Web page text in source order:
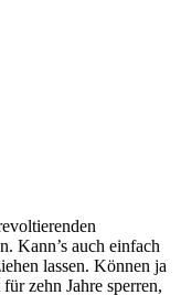
Kann’s auch einfach
lassen. Können ja
zehn Jahre sperren,